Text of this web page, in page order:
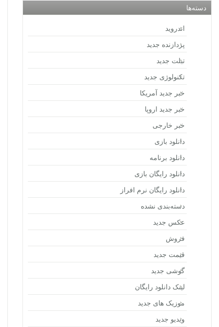
دسته‌ها
اندروید
پردازنده جدید
تبلت جدید
تکنولوژی جدید
خبر جدید آمریکا
خبر جدید اروپا
خبر خارجی
دانلود بازی
دانلود برنامه
دانلود رایگان بازی
دانلود رایگان نرم افراز
دسته‌بندی نشده
عکس جدید
فروش
قیمت جدید
گوشی جدید
لینک دانلود رایگان
موزیک های جدید
ویدیو جدید